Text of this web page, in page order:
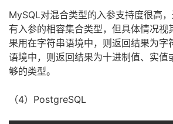
MySQL对混合类型的入参支持度很高
有入参的相容集合类型，但具体情况视
果用在字符串语境中，则返回结果为字
语境中，则返回结果为十进制值、实值
够的类型。
（4）PostgreSQL